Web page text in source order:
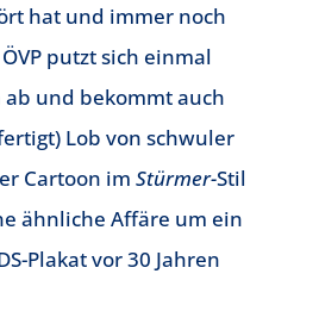
hat und immer noch
putzt sich einmal
und bekommt auch
Lob von schwuler
Cartoon im Stürmer-Stil
ähnliche Affäre um ein
Plakat vor 30 Jahren